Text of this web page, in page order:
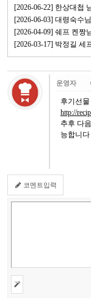
[2026-06-22] 한상대첩
[2026-06-03] 대령숙수
[2026-04-09] 쉐프 켄짱
[2026-03-17] 박정길 세
운영자
후기선
http://
추후 다
능합니다
코멘트입력